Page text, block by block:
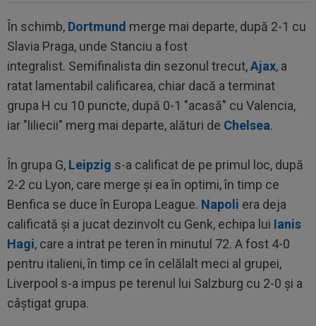
În schimb, Dortmund merge mai departe, după 2-1 cu
Slavia Praga, unde Stanciu a fost
integralist. Semifinalista din sezonul trecut,Ajax, a
ratat lamentabil calificarea, chiar dacă a terminat
grupa H cu 10 puncte, după 0-1 "acasă" cu Valencia,
iar "liliecii" merg mai departe, alături de Chelsea.
În grupa G, Leipzig s-a calificat de pe primul loc, după
2-2 cu Lyon, care merge și ea în optimi, în timp ce
Benfica se duce în Europa League. Napoli era deja
calificată și a jucat dezinvolt cu Genk, echipa lui Ianis
Hagi, care a intrat pe teren în minutul 72. A fost 4-0
pentru italieni, în timp ce în celălalt meci al grupei,
Liverpool s-a impus pe terenul lui Salzburg cu 2-0 și a
câștigat grupa.